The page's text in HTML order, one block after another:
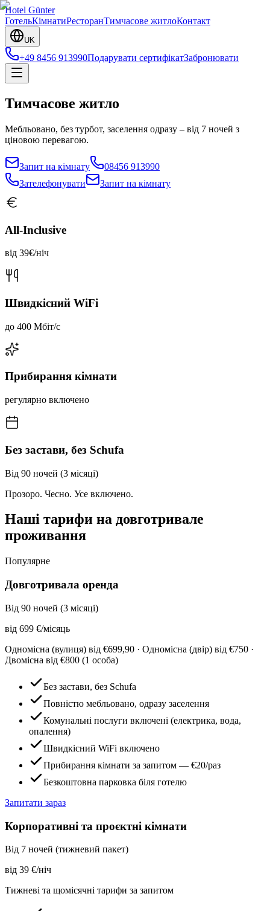
Hotel Günter
ГотельКімнатиРесторанТимчасове житлоКонтакт
UK
+49 8456 913990Подарувати сертифікатЗабронювати
Тимчасове житло
Мебльовано, без турбот, заселення одразу – від 7 ночей з
ціновою перевагою.
Запит на кімнату
08456 913990
Зателефонувати
Запит на кімнату
All-Inclusive
від 39€/ніч
Швидкісний WiFi
до 400 Мбіт/с
Прибирання кімнати
регулярно включено
Без застави, без Schufa
Від 90 ночей (3 місяці)
Прозоро. Чесно. Усе включено.
Наші тарифи на довготривале
проживання
Популярне
Довготривала оренда
Від 90 ночей (3 місяці)
від 699 €/місяць
Одномісна (вулиця) від €699,90 · Одномісна (двір) від €750 ·
Двомісна від €800 (1 особа)
Без застави, без Schufa
Повністю мебльовано, одразу заселення
Комунальні послуги включені (електрика, вода,
опалення)
Швидкісний WiFi включено
Прибирання кімнати за запитом — €20/раз
Безкоштовна парковка біля готелю
Запитати зараз
Корпоративні та проєктні кімнати
Від 7 ночей (тижневий пакет)
від 39 €/ніч
Тижневі та щомісячні тарифи за запитом